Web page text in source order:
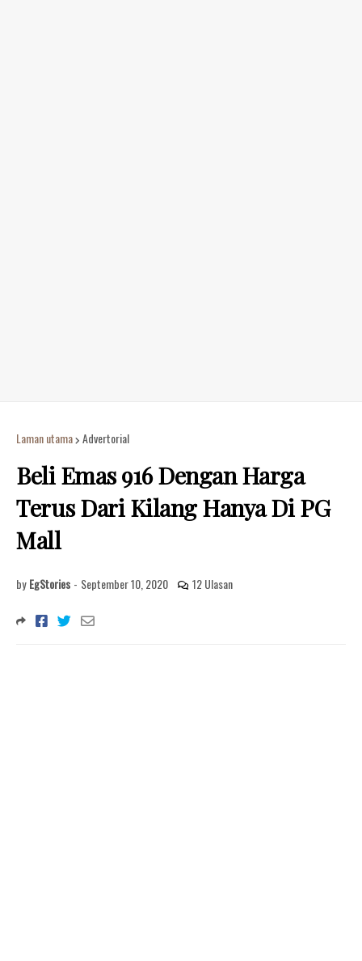
Laman utama Advertorial
Beli Emas 916 Dengan Harga
Terus Dari Kilang Hanya Di PG
Mall
by EgStories - September 10, 2020 12 Ulasan